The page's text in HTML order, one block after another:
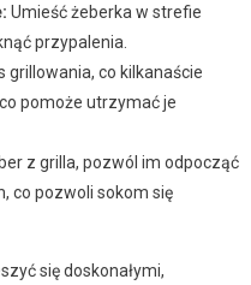
Umieść żeberka w strefie
przypalenia.
grillowania, co kilkanaście
pomoże utrzymać je
z grilla, pozwól im odpocząć
co pozwoli sokom się
się doskonałymi,